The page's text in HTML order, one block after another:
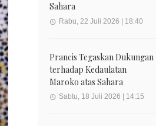
Sahara
Rabu, 22 Juli 2026 | 18:40
Prancis Tegaskan Dukungan
terhadap Kedaulatan
Maroko atas Sahara
Sabtu, 18 Juli 2026 | 14:15